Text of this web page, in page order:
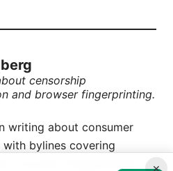
censorship
and browser fingerprinting.
writing about consumer
bylines covering
browser fingerprinting,
×